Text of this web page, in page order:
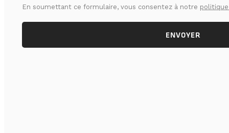
En soumettant ce formulaire, vous consentez à notre
ENVOYER